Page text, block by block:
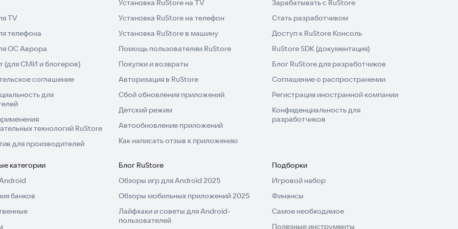
потенциал, воображение и любознательность. Мы
они могли самостоятельно исследовать мир.
видео и обучающих материалов для более 400
по всему миру! Мы выпустили более 200 детских
и мультфильмов на разные темы: здоровье,
TV
телефона
ОС Аврора
(для СМИ и блогеров)
соглашение
для
технологий RuStore
для производителей
Установка RuStore на TV
Установка RuStore на телефон
Установка RuStore в машину
Помощь пользователям RuStore
Покупки и возвраты
Авторизация в RuStore
Сбой обновления приложений
Детский режим
Автообновление приложений
Как написать отзыв к приложению
Зарабатывать с RuStore
Стать разработчиком
Доступ к RuStore Консоль
RuStore SDK (документация)
Блог RuStore для разработчиков
Соглашение о распространении
Регистрация иностранной компании
Конфиденциальность для
разработчиков
категории
банков
Блог RuStore
Обзоры игр для Android 2025
Обзоры мобильных приложений 2025
Лайфхаки и советы для Android-
пользователей
Подборки
Игровой набор
Финансы
Самое необходимое
Полезные инструменты